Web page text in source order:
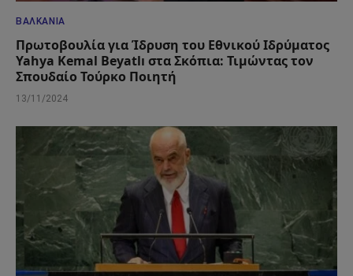
ΒΑΛΚΆΝΙΑ
Πρωτοβουλία για Ίδρυση του Εθνικού Ιδρύματος
Yahya Kemal Beyatlı στα Σκόπια: Τιμώντας τον
Σπουδαίο Τούρκο Ποιητή
13/11/2024